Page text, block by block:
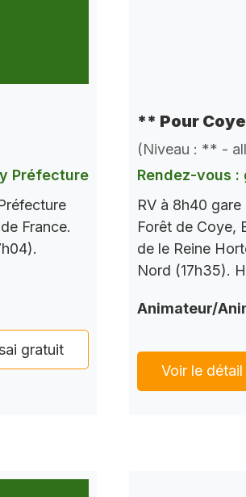
Préfecture
France.
gratuit
** Pour
(Niveau : ** -
Rendez-vous :
RV à 8h40
Forêt de Coye,
de le Reine
Nord (17h35).
Animateur/
Voir le détail